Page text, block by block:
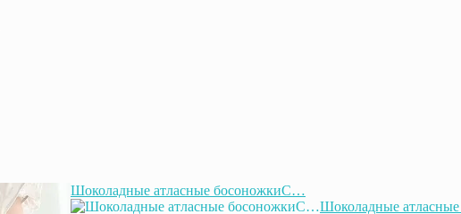
Шоколадные атласные босоножкиС…
Шоколадные